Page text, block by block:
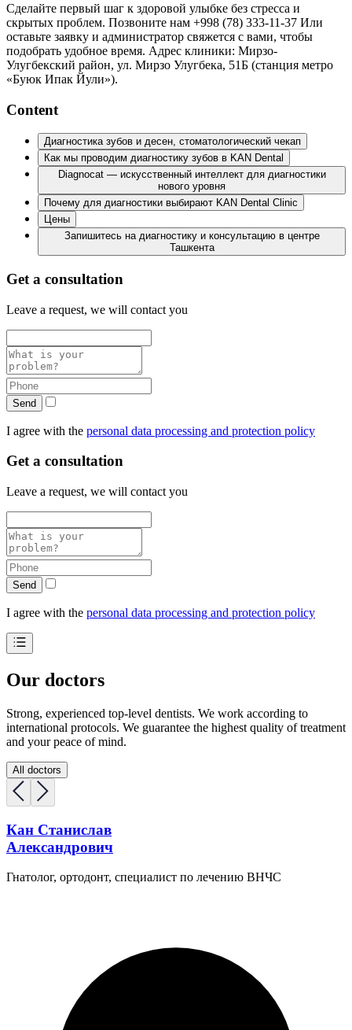
Сделайте первый шаг к здоровой улыбке без стресса и
скрытых проблем. Позвоните нам +998 (78) 333-11-37 Или
оставьте заявку и администратор свяжется с вами, чтобы
подобрать удобное время. Адрес клиники: Мирзо-
Улугбекский район, ул. Мирзо Улугбека, 51Б (станция метро
«Буюк Ипак Йули»).
Content
Диагностика зубов и десен, стоматологический чекап
Как мы проводим диагностику зубов в KAN Dental
Diagnocat — искусственный интеллект для диагностики
нового уровня
Почему для диагностики выбирают KAN Dental Clinic
Цены
Запишитесь на диагностику и консультацию в центре
Ташкента
Get a consultation
Leave a request, we will contact you
Send
I agree with the personal data processing and protection policy
Get a consultation
Leave a request, we will contact you
Send
I agree with the personal data processing and protection policy
Our doctors
Strong, experienced top-level dentists. We work according to
international protocols. We guarantee the highest quality of treatment
and your peace of mind.
All doctors
Кан Станислав
Александрович
Гнатолог, ортодонт, специалист по лечению ВНЧС